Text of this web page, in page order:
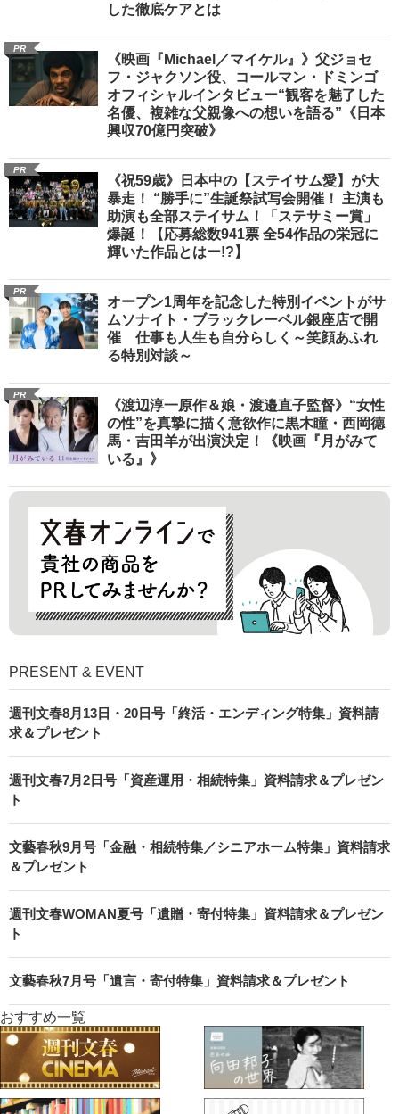
した徹底ケアとは
PR
《映画『Michael／マイケル』》父ジョセ
フ・ジャクソン役、コールマン・ドミンゴ
オフィシャルインタビュー“観客を魅了した
名優、複雑な父親像への想いを語る”《日本
興収70億円突破》
PR
《祝59歳》日本中の【ステイサム愛】が大
暴走！ “勝手に”生誕祭試写会開催！ 主演も
助演も全部ステイサム！「ステサミー賞」
爆誕！【応募総数941票 全54作品の栄冠に
輝いた作品とはー!?】
PR
オープン1周年を記念した特別イベントがサ
ムソナイト・ブラックレーベル銀座店で開
催 仕事も人生も自分らしく～笑顔あふれ
る特別対談～
PR
《渡辺淳一原作＆娘・渡邉直子監督》“女性
の性”を真摯に描く意欲作に黒木瞳・西岡德
馬・吉田羊が出演決定！《映画『月がみて
いる』》
PRESENT & EVENT
週刊文春8月13日・20日号「終活・エンディング特集」資料請
求＆プレゼント
週刊文春7月2日号「資産運用・相続特集」資料請求＆プレゼン
ト
文藝春秋9月号「金融・相続特集／シニアホーム特集」資料請求
＆プレゼント
週刊文春WOMAN夏号「遺贈・寄付特集」資料請求＆プレゼン
ト
文藝春秋7月号「遺言・寄付特集」資料請求＆プレゼント
おすすめ一覧